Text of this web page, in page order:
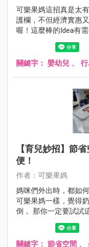
可樂果媽這招真是太
護欄，不但經濟實惠
喔！這麼棒的Idea有
關鍵字： 嬰幼兒 、
【育兒妙招】節
便！
作者：可樂果媽
媽咪們外出時，都如
可樂果媽一樣，覺得
倒， 那你一定要試試
關鍵字： 節省空間 、